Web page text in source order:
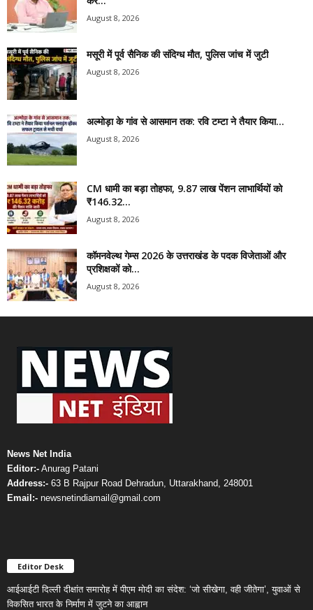
August 8, 2026
मसूरी में पूर्व सैनिक की संदिग्ध मौत, पुलिस जांच में जुटी
August 8, 2026
अल्मोड़ा के गांव से आसमान तक: रवि टम्टा ने तैयार किया...
August 8, 2026
CM धामी का बड़ा तोहफा, 9.87 लाख पेंशन लाभार्थियों को
₹146.32...
August 8, 2026
कॉमनवेल्थ गेम्स 2026 के उत्तराखंड के पदक विजेताओं और
प्रशिक्षकों को...
August 8, 2026
News Net India
Editor:- Anurag Patani
Address:- 63 B Rajpur Road Dehradun, Uttarakhand, 248001
Email:- newsnetindiamail@gmail.com
Editor Desk
आईआईटी दिल्ली दीक्षांत समारोह में पीएम मोदी का संदेश: ‘जो सीखेगा, वही जीतेगा’, युवाओं से
विकसित भारत के निर्माण में जुटने का आह्वान